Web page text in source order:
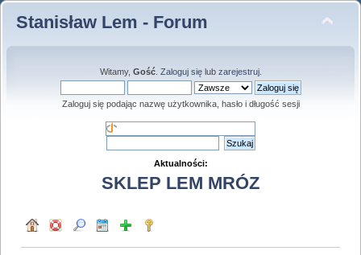
Stanisław Lem - Forum
Witamy, Gość. Zaloguj sięlub zarejestruj.
Zaloguj się podając nazwę użytkownika, hasło i długość sesji
Aktualności:
SKLEP LEM MRÓZ